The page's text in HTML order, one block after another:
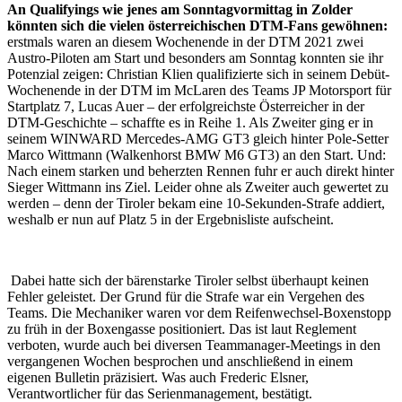
An Qualifyings wie jenes am Sonntagvormittag in Zolder
könnten sich die vielen österreichischen DTM-Fans gewöhnen:
erstmals waren an diesem Wochenende in der DTM 2021 zwei
Austro-Piloten am Start und besonders am Sonntag konnten sie ihr
Potenzial zeigen: Christian Klien qualifizierte sich in seinem Debüt-
Wochenende in der DTM im McLaren des Teams JP Motorsport für
Startplatz 7, Lucas Auer – der erfolgreichste Österreicher in der
DTM-Geschichte – schaffte es in Reihe 1. Als Zweiter ging er in
seinem WINWARD Mercedes-AMG GT3 gleich hinter Pole-Setter
Marco Wittmann (Walkenhorst BMW M6 GT3) an den Start. Und:
Nach einem starken und beherzten Rennen fuhr er auch direkt hinter
Sieger Wittmann ins Ziel. Leider ohne als Zweiter auch gewertet zu
werden – denn der Tiroler bekam eine 10-Sekunden-Strafe addiert,
weshalb er nun auf Platz 5 in der Ergebnisliste aufscheint.
Dabei hatte sich der bärenstarke Tiroler selbst überhaupt keinen
Fehler geleistet. Der Grund für die Strafe war ein Vergehen des
Teams. Die Mechaniker waren vor dem Reifenwechsel-Boxenstopp
zu früh in der Boxengasse positioniert. Das ist laut Reglement
verboten, wurde auch bei diversen Teammanager-Meetings in den
vergangenen Wochen besprochen und anschließend in einem
eigenen Bulletin präzisiert. Was auch Frederic Elsner,
Verantwortlicher für das Serienmanagement, bestätigt.